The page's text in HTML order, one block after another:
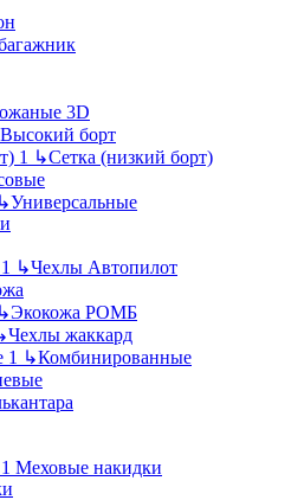
3D
Высокий борт
↳Сетка (низкий борт)
↳Универсальные
↳Чехлы Автопилот
↳Экокожа РОМБ
Чехлы жаккард
↳Комбинированные
Меховые накидки